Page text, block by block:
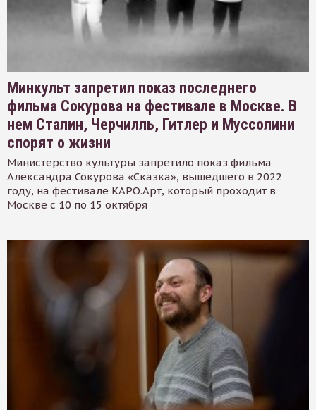
Минкульт запретил показ последнего
фильма Сокурова на фестивале в Москве. В
нем Сталин, Черчилль, Гитлер и Муссолини
спорят о жизни
Министерство культуры запретило показ фильма
Александра Сокурова «Сказка», вышедшего в 2022
году, на фестивале КАРО.Арт, который проходит в
Москве с 10 по 15 октября